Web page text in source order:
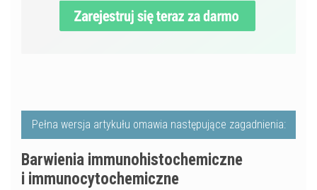
Pełna wersja artykułu omawia następujące zagadnienia:
Barwienia immunohistochemiczne
i immunocytochemiczne